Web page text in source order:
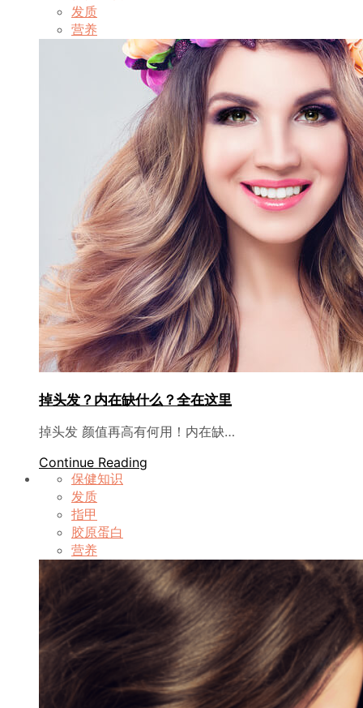
发质
营养
掉头发？内在缺什么？全在这里
掉头发 颜值再高有何用！内在缺…
Continue Reading
保健知识
发质
指甲
胶原蛋白
营养